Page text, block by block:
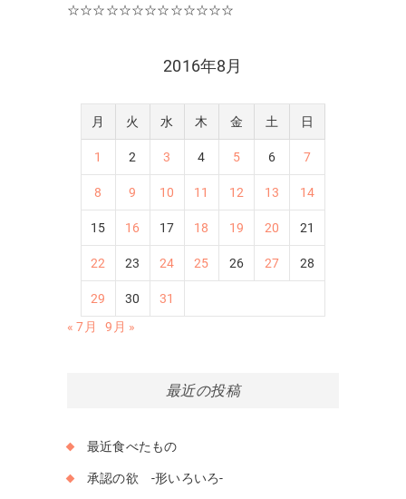
☆☆☆☆☆☆☆☆☆☆☆☆☆
2016年8月
月 火 水 木 金 土 日
1 2 3 4 5 6 7
8 9 10 11 12 13 14
15 16 17 18 19 20 21
22 23 24 25 26 27 28
29 30
31
« 7月
9月 »
最近の投稿
最近食べたもの
承認の欲 -形いろいろ-